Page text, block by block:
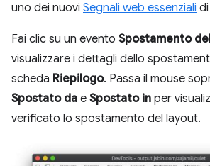
uno dei nuovi Segnali web essenziali
Fai clic su un evento Spostamento
visualizzare i dettagli dello
scheda Riepilogo. Passa il mouse
Spostato da e Spostato in per
verificato lo spostamento del layout.